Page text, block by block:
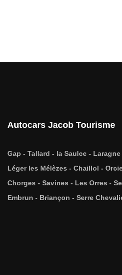
Autocars Jacob Tourisme
Gap - Tallard - la Saulce -
Léger les Mélèzes - Chaillol -
Chorges - Savines - Les Orres -
Embrun - Briançon - Serre